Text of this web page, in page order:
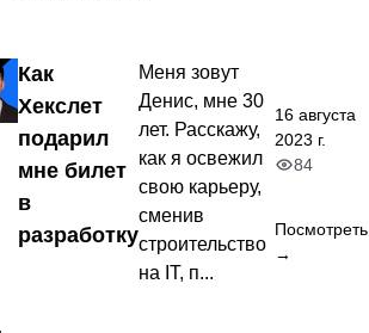
Как
Хекслет
подарил
мне билет
в
разработку
Меня зовут
Денис, мне 30
лет. Расскажу,
как я освежил
свою карьеру,
сменив
строительство
на IT, п...
16 августа
2023 г.
84
Посмотреть
→